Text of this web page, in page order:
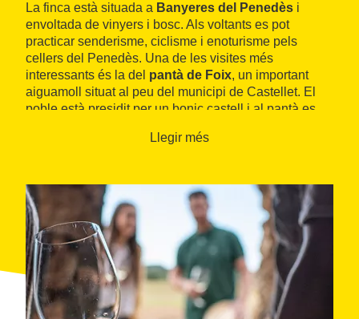
La finca està situada a Banyeres del Penedès i
envoltada de vinyers i bosc. Als voltants es pot
practicar senderisme, ciclisme i enoturisme pels
cellers del Penedès. Una de les visites més
interessants és la del pantà de Foix, un important
aiguamoll situat al peu del municipi de Castellet. El
poble està presidit per un bonic castell i al pantà es
Llegir més